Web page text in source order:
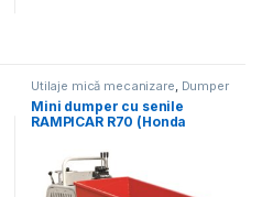
Utilaje mică mecanizare, Dumper
Mini dumper cu senile
RAMPICAR R70 (Honda
transmisie hidrostatica,
sarcina max. 800 kg –
ROTAIR